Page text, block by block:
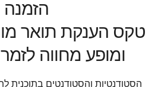
הזמנה
טקס הענקת תואר
ומופע מחווה לזמר
הסטודנטיות והסטודנטים בתוכנית